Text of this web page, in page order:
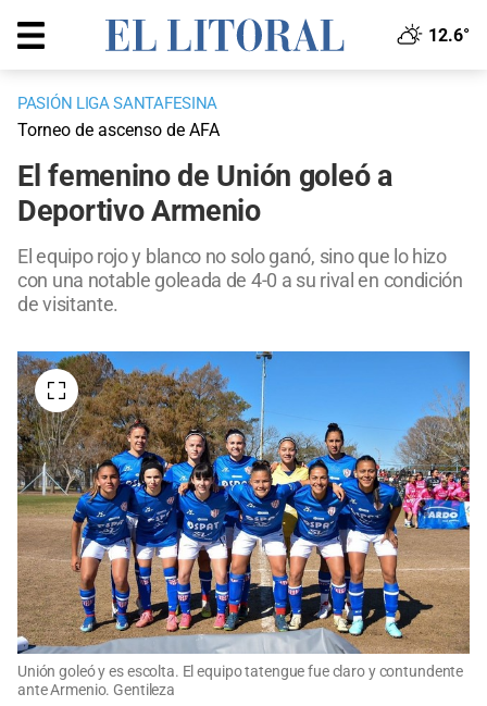
12.6°
PASIÓN LIGA SANTAFESINA
Torneo de ascenso de AFA
El femenino de Unión goleó a
Deportivo Armenio
El equipo rojo y blanco no solo ganó, sino que lo hizo
con una notable goleada de 4-0 a su rival en condición
de visitante.
Unión goleó y es escolta. El equipo tatengue fue claro y contundente
ante Armenio. Gentileza